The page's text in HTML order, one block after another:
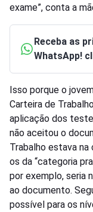
exame”, conta a
Receba as
WhatsApp!
Isso porque o
Carteira de
aplicação dos
não aceitou o
Trabalho estava na
os da “categoria
por exemplo, seria
ao documento.
possível para os